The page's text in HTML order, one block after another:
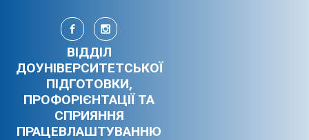
Skip to main content
ВІДДІЛ
ДОУНІВЕРСИТЕТСЬКОЇ
ПІДГОТОВКИ,
ПРОФОРІЄНТАЦІЇ ТА
СПРИЯННЯ
ПРАЦЕВЛАШТУВАННЮ